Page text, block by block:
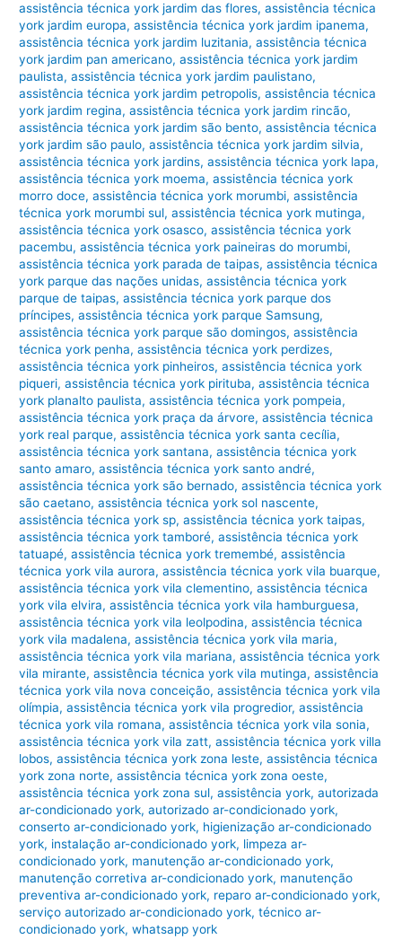
assistência técnica york jardim das flores,assistência técnica
york jardim europa,assistência técnica york jardim ipanema,
assistência técnica york jardim luzitania,assistência técnica
york jardim pan americano,assistência técnica york jardim
paulista,assistência técnica york jardim paulistano,
assistência técnica york jardim petropolis,assistência técnica
york jardim regina,assistência técnica york jardim rincão,
assistência técnica york jardim são bento,assistência técnica
york jardim são paulo,assistência técnica york jardim silvia,
assistência técnica york jardins,assistência técnica york lapa,
assistência técnica york moema,assistência técnica york
morro doce,assistência técnica york morumbi,assistência
técnica york morumbi sul,assistência técnica york mutinga,
assistência técnica york osasco,assistência técnica york
pacembu,assistência técnica york paineiras do morumbi,
assistência técnica york parada de taipas,assistência técnica
york parque das nações unidas,assistência técnica york
parque de taipas,assistência técnica york parque dos
príncipes,assistência técnica york parque Samsung,
assistência técnica york parque são domingos,assistência
técnica york penha,assistência técnica york perdizes,
assistência técnica york pinheiros,assistência técnica york
piqueri,assistência técnica york pirituba,assistência técnica
york planalto paulista,assistência técnica york pompeia,
assistência técnica york praça da árvore,assistência técnica
york real parque,assistência técnica york santa cecília,
assistência técnica york santana,assistência técnica york
santo amaro,assistência técnica york santo andré,
assistência técnica york são bernado,assistência técnica york
são caetano,assistência técnica york sol nascente,
assistência técnica york sp,assistência técnica york taipas,
assistência técnica york tamboré,assistência técnica york
tatuapé,assistência técnica york tremembé,assistência
técnica york vila aurora,assistência técnica york vila buarque,
assistência técnica york vila clementino,assistência técnica
york vila elvira,assistência técnica york vila hamburguesa,
assistência técnica york vila leolpodina,assistência técnica
york vila madalena,assistência técnica york vila maria,
assistência técnica york vila mariana,assistência técnica york
vila mirante,assistência técnica york vila mutinga,assistência
técnica york vila nova conceição,assistência técnica york vila
olímpia,assistência técnica york vila progredior,assistência
técnica york vila romana,assistência técnica york vila sonia,
assistência técnica york vila zatt,assistência técnica york villa
lobos,assistência técnica york zona leste,assistência técnica
york zona norte,assistência técnica york zona oeste,
assistência técnica york zona sul,assistência york,autorizada
ar-condicionado york,autorizado ar-condicionado york,
conserto ar-condicionado york, higienização ar-condicionado
york, instalação ar-condicionado york, limpeza ar-
condicionado york, manutenção ar-condicionado york,
manutenção corretiva ar-condicionado york, manutenção
preventiva ar-condicionado york, reparo ar-condicionado york,
serviço autorizado ar-condicionado york,técnico ar-
condicionado york,whatsapp york